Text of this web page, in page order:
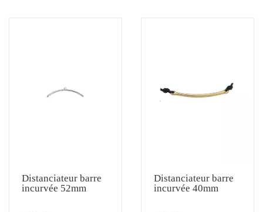
Distanciateur barre
incurvée 52mm
Distanciateur barre
incurvée 40mm